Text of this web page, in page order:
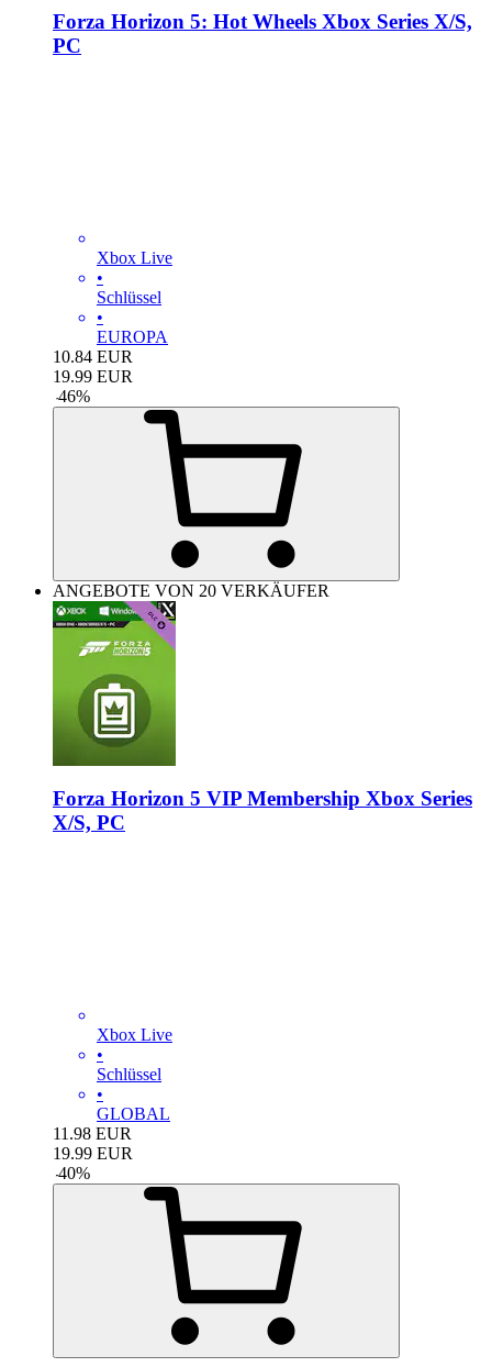
Forza Horizon 5: Hot Wheels Xbox Series X/S,
PC
Xbox Live
•
Schlüssel
•
EUROPA
10.84 EUR
19.99 EUR
-46%
ANGEBOTE VON 20 VERKÄUFER
Forza Horizon 5 VIP Membership Xbox Series
X/S, PC
Xbox Live
•
Schlüssel
•
GLOBAL
11.98 EUR
19.99 EUR
-40%